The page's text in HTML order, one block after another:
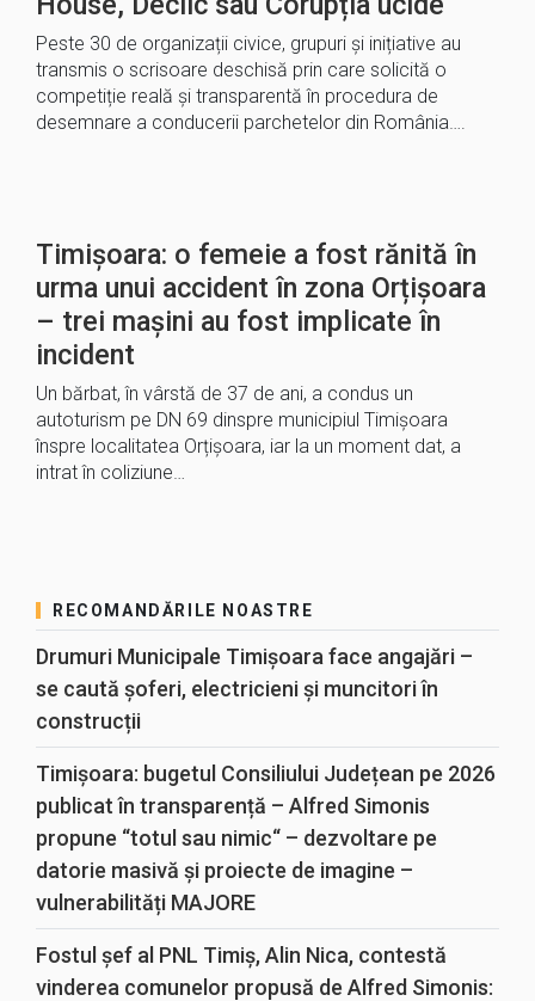
Peste 30 de organizații civice, grupuri și inițiative au
transmis o scrisoare deschisă prin care solicită o
competiție reală și transparentă în procedura de
desemnare a conducerii parchetelor din România….
Timișoara: o femeie a fost rănită în
urma unui accident în zona Orțișoara
– trei mașini au fost implicate în
incident
Un bărbat, în vârstă de 37 de ani, a condus un
autoturism pe DN 69 dinspre municipiul Timișoara
înspre localitatea Orțișoara, iar la un moment dat, a
intrat în coliziune…
RECOMANDĂRILE NOASTRE
Drumuri Municipale Timișoara face angajări –
se caută șoferi, electricieni și muncitori în
construcții
Timișoara: bugetul Consiliului Județean pe 2026
publicat în transparență – Alfred Simonis
propune “totul sau nimic“ – dezvoltare pe
datorie masivă și proiecte de imagine –
vulnerabilități MAJORE
Fostul șef al PNL Timiș, Alin Nica, contestă
vinderea comunelor propusă de Alfred Simonis: